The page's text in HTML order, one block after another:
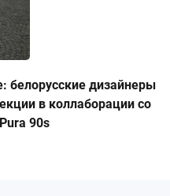
белорусские дизайнеры
в коллаборации со
90s